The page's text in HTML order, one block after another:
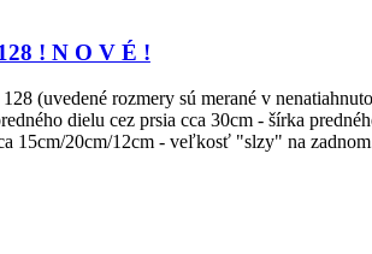
! N O V É !
(uvedené rozmery sú merané v
dielu cez prsia cca 30cm - šírka
15cm/20cm/12cm - veľkosť "slzy" na